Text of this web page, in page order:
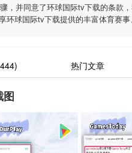
，并同意了环球国际tv下载的条款
环球国际tv下载提供的丰富体育赛
热门文章